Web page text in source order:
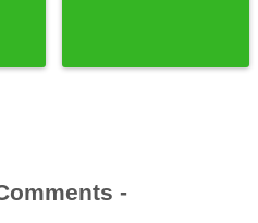
-